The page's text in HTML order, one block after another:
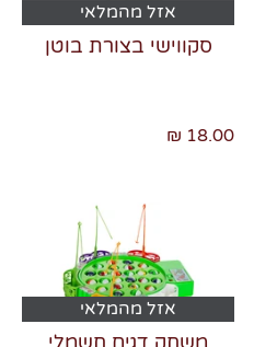
אזל מהמלאי
סקווישי בצורת בוטן
18.00 ₪
אזל מהמלאי